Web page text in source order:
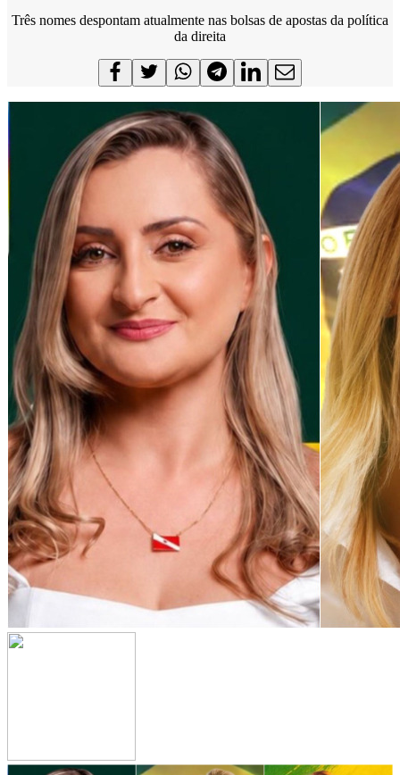
Três nomes despontam atualmente nas bolsas de apostas da política
da direita